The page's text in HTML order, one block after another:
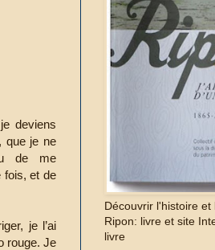
deviens
que je ne
de me
fois, et de
je l’ai
rouge. Je
Découvrir l'histoire
Ripon: livre et site
livre